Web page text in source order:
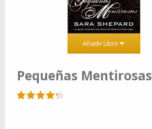
Añadir Libro
Pequeñas Mentirosas